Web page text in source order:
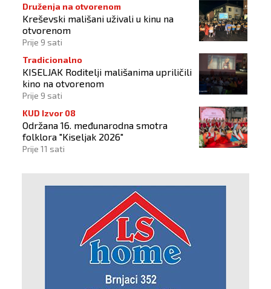
Druženja na otvorenom
Kreševski mališani uživali u kinu na
otvorenom
Prije 9 sati
Tradicionalno
KISELJAK Roditelji mališanima upriličili
kino na otvorenom
Prije 9 sati
KUD Izvor 08
Održana 16. međunarodna smotra
folklora "Kiseljak 2026"
Prije 11 sati